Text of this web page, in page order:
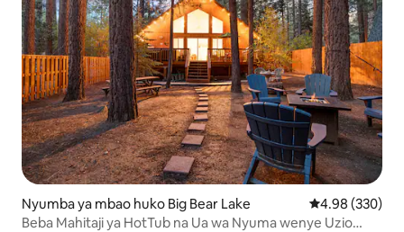
Nyumba ya mbao huko Big Bear Lake Ukadiriaji wa
4.98 (330)
Beba Mahitaji ya HotTub na Ua wa Nyuma wenye Uzio